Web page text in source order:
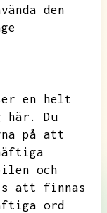
den
en helt
här.
Du
på att
och
att finnas
ord